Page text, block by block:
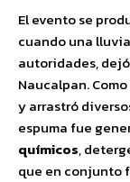
El evento se
cuando una
autoridades,
Naucalpan.
y arrastró
espuma fue
químicos,
que en conjunto